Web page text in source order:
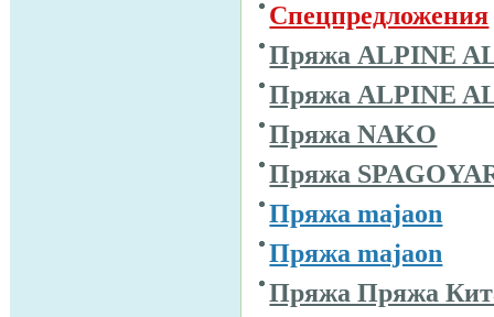
Спецпредложения
Пряжа ALPINE
Пряжа ALPINE
Пряжа NAKO
Пряжа
Пряжа majaon
Пряжа majaon
Пряжа Пряжа